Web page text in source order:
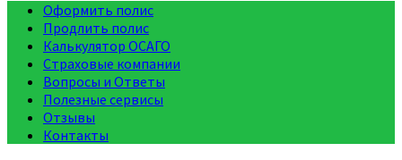
Оформить полис
Продлить полис
Калькулятор ОСАГО
Страховые компании
Вопросы и Ответы
Полезные сервисы
Отзывы
Контакты